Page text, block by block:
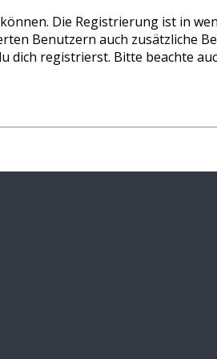
Die Registrierung ist in
Benutzern auch zusätzliche
registrierst. Bitte beachte